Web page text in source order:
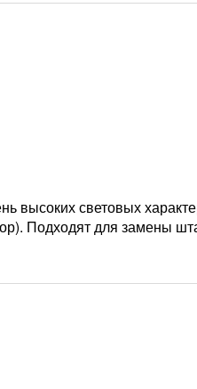
высоких световых
Подходят для замены